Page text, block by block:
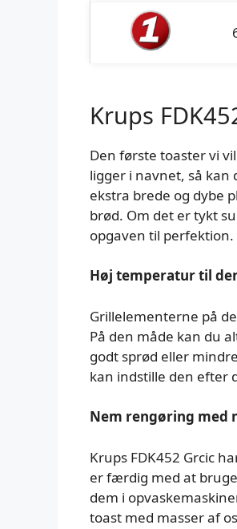
Krups
Den første toaster vi
ligger i navnet, så
ekstra brede og dybe
brød. Om det er tykt
opgaven til perfektion.
Høj temperatur til
Grillelementerne på
På den måde kan du
godt sprød eller
kan indstille den efter
Nem rengøring med
Krups FDK452 Grcic
er færdig med at
dem i
toast med masser af